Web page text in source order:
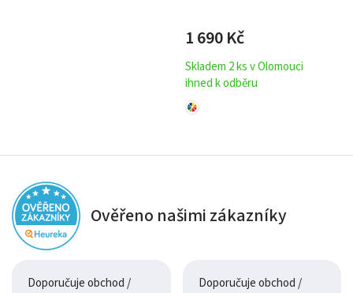
1 690Kč
Skladem 2 ks v Olomouci
ihned k odběru
Ověřeno našimi zákazníky
Doporučuje obchod /
Doporučuje obchod /